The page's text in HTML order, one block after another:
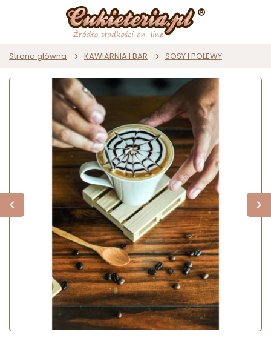
Strona główna KAWIARNIA I BAR SOSY I POLEWY